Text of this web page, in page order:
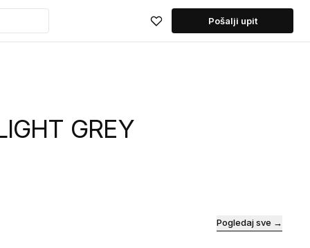
Pošalji upit
GREY
Pogledaj sve →